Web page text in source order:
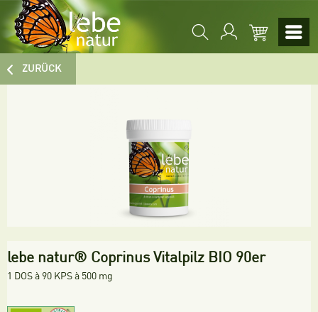
ZURÜCK
lebe natur® Coprinus Vitalpilz BIO 90er
1 DOS à 90 KPS à 500 mg